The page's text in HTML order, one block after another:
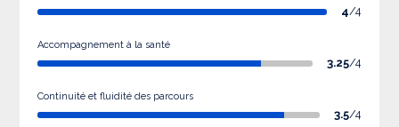
4/4
Accompagnement à la santé
3.25/4
Continuité et fluidité des parcours
3.5/4